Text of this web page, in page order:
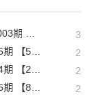
3
2025.3.12 2
】 2
2023.6.11 2